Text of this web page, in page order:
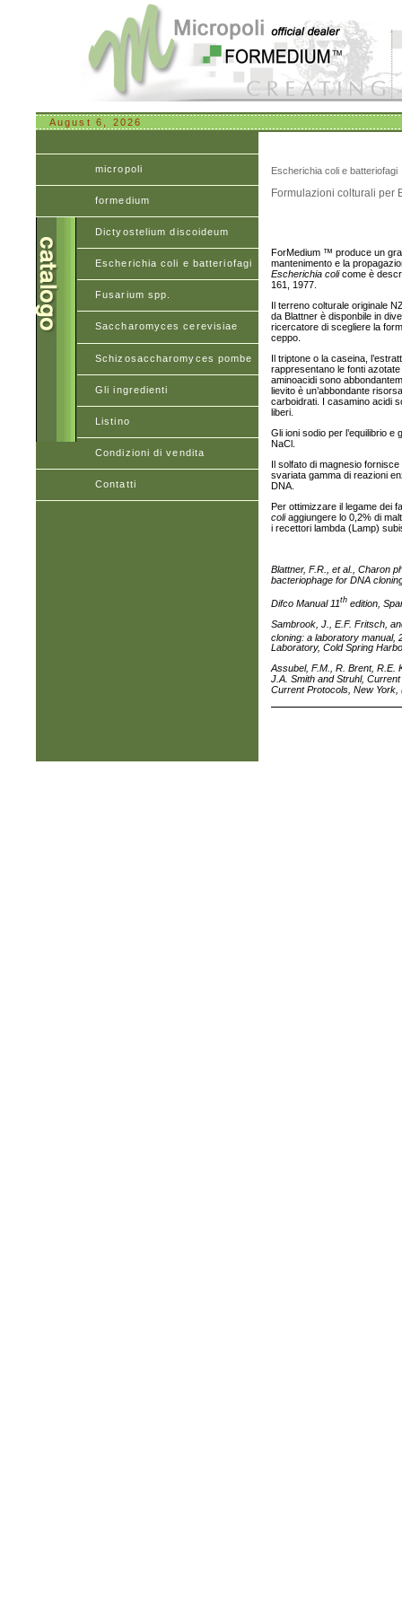
August 6, 2026
micropoli
formedium
Dictyostelium discoideum
Escherichia coli e batteriofagi
Fusarium spp.
Saccharomyces cerevisiae
Schizosaccharomyces pombe
Gli ingredienti
Listino
Condizioni di vendita
Contatti
Escherichia coli e batteriofagi
Formulazioni colturali per
ForMedium ™ produce un
mantenimento e la
Escherichia colicome è
161, 1977.
Il terreno colturale originale
da Blattner è disponbile in
ricercatore di scegliere la
ceppo.
Il triptone o la caseina,
rappresentano le fonti
aminoacidi sono
lievito è un’abbondante
carboidrati. I casamino acidi
liberi.
Gli ioni sodio per l’equilibrio
NaCl.
Il solfato di magnesio
svariata gamma di reazioni
DNA.
Per ottimizzare il legame dei
coliaggiungere lo 0,2% di
i recettori lambda (Lamp)
Blattner, F.R., et al., Charon
bacteriophage for DNA
Difco Manual 11th edition,
Sambrook, J., E.F. Fritsch,
cloning: a laboratory manual,
Laboratory, Cold Spring
Assubel, F.M., R. Brent, R.E.
J.A. Smith and Struhl,
Current Protocols, New York,